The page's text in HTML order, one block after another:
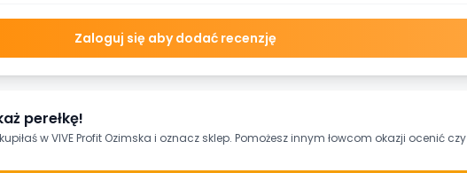
Zaloguj się aby dodać recenzję
perełkę!
wVIVE Profit Ozimska i oznacz sklep. Pomożesz innym łowcom okazji ocenić czy